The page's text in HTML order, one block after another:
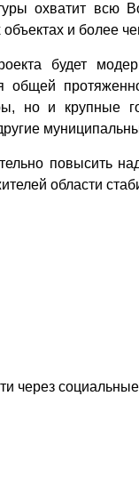
охватит всю
и более
будет
общей
но и крупные
повысить
области
через социальные